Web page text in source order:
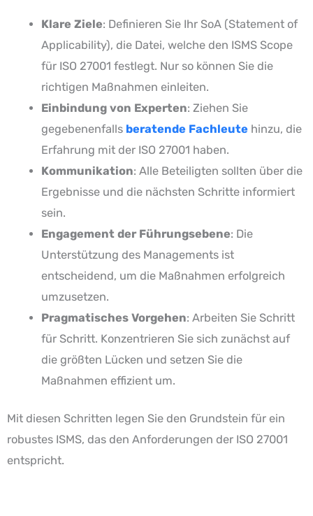
Klare Ziele: Definieren Sie Ihr SoA (Statement of
Applicability), die Datei, welche den ISMS Scope
für ISO 27001 festlegt. Nur so können Sie die
richtigen Maßnahmen einleiten.
Einbindung von Experten: Ziehen Sie
gegebenenfalls beratende Fachleute hinzu, die
Erfahrung mit der ISO 27001 haben.
Kommunikation: Alle Beteiligten sollten über die
Ergebnisse und die nächsten Schritte informiert
sein.
Engagement der Führungsebene: Die
Unterstützung des Managements ist
entscheidend, um die Maßnahmen erfolgreich
umzusetzen.
Pragmatisches Vorgehen: Arbeiten Sie Schritt
für Schritt. Konzentrieren Sie sich zunächst auf
die größten Lücken und setzen Sie die
Maßnahmen effizient um.
Mit diesen Schritten legen Sie den Grundstein für ein
robustes ISMS, das den Anforderungen der ISO 27001
entspricht.